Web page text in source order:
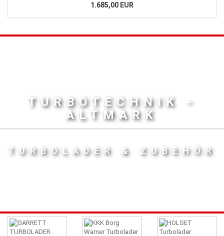
1.685,00 EUR
TURBOTECHNIK -
ALTMARK
TURBOLADER & ZUBEHÖR